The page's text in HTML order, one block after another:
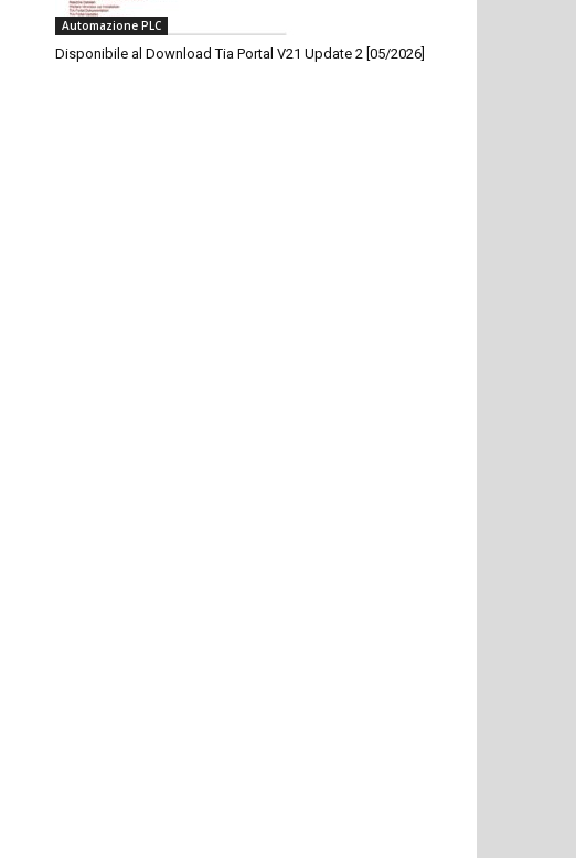
Automazione PLC
Disponibile al Download Tia Portal V21 Update 2 [05/2026]